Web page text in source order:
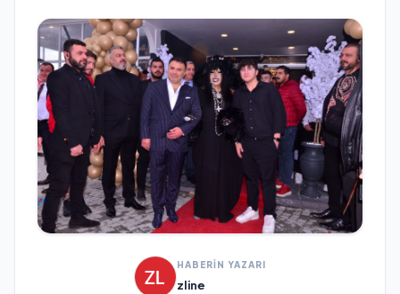
HABERİN YAZARI
zline